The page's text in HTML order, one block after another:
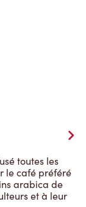
toutes les
le café préféré
arabica de
et à leur